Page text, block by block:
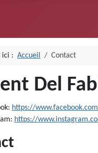
ici : Accueil Contact
Del
https://
https://